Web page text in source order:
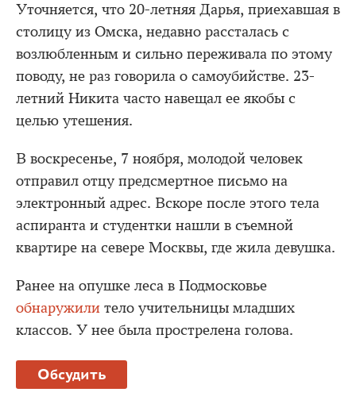
Уточняется, что 20-летняя Дарья, приехавшая в
столицу из Омска, недавно рассталась с
возлюбленным и сильно переживала по этому
поводу, не раз говорила о самоубийстве. 23-
летний Никита часто навещал ее якобы с
целью утешения.
В воскресенье, 7 ноября, молодой человек
отправил отцу предсмертное письмо на
электронный адрес. Вскоре после этого тела
аспиранта и студентки нашли в съемной
квартире на севере Москвы, где жила девушка.
Ранее на опушке леса в Подмосковье
обнаружили тело учительницы младших
классов. У нее была прострелена голова.
Обсудить